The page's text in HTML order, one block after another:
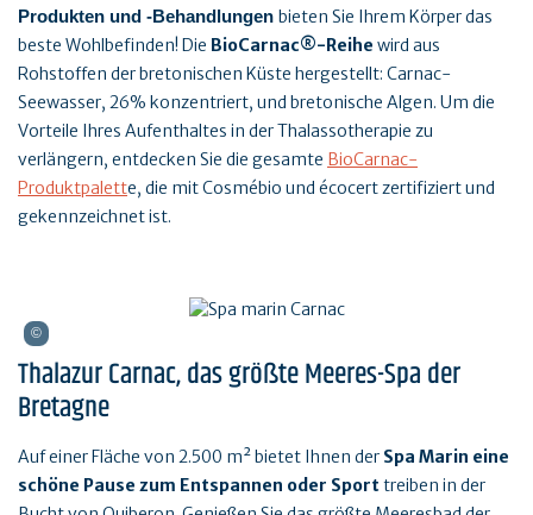
Produkten und -Behandlungen bieten Sie Ihrem Körper das
beste Wohlbefinden! Die BioCarnac®-Reihe wird aus
Rohstoffen der bretonischen Küste hergestellt: Carnac-
Seewasser, 26% konzentriert, und bretonische Algen. Um die
Vorteile Ihres Aufenthaltes in der Thalassotherapie zu
verlängern, entdecken Sie die gesamte BioCarnac-
Produktpalette, die mit Cosmébio und écocert zertifiziert und
gekennzeichnet ist.
Thalazur Carnac, das größte Meeres-Spa der
Bretagne
Auf einer Fläche von 2.500 m² bietet Ihnen der Spa Marin eine
schöne Pause zum Entspannen oder Sporttreiben in der